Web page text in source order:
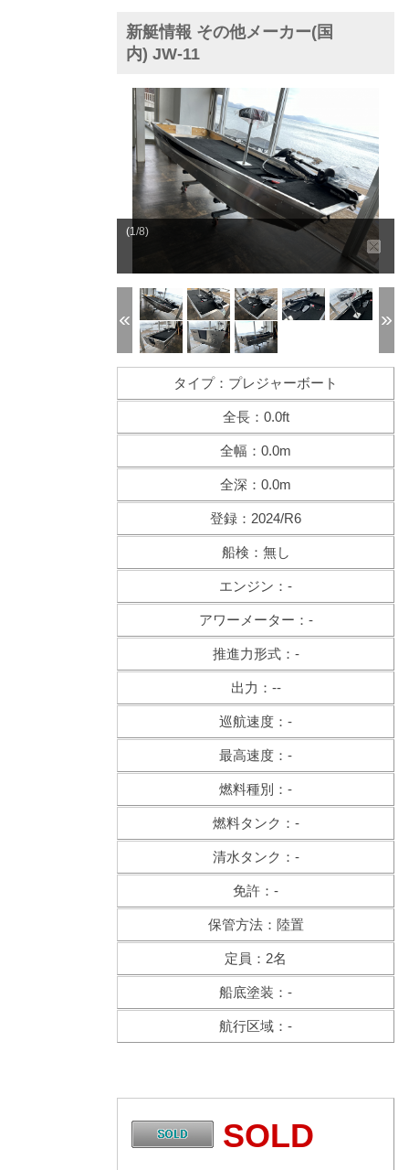
新艇情報 その他メーカー(国
内) JW-11
(1/8)
タイプ：プレジャーボート
全長：0.0ft
全幅：0.0m
全深：0.0m
登録：2024/R6
船検：無し
エンジン：-
アワーメーター：-
推進力形式：-
出力：--
巡航速度：-
最高速度：-
燃料種別：-
燃料タンク：-
清水タンク：-
免許：-
保管方法：陸置
定員：2名
船底塗装：-
航行区域：-
SOLD